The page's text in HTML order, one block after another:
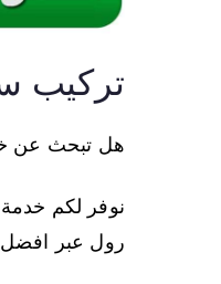
تركيب
هل تبحث عن
نوفر لكم
رول عبر افضل